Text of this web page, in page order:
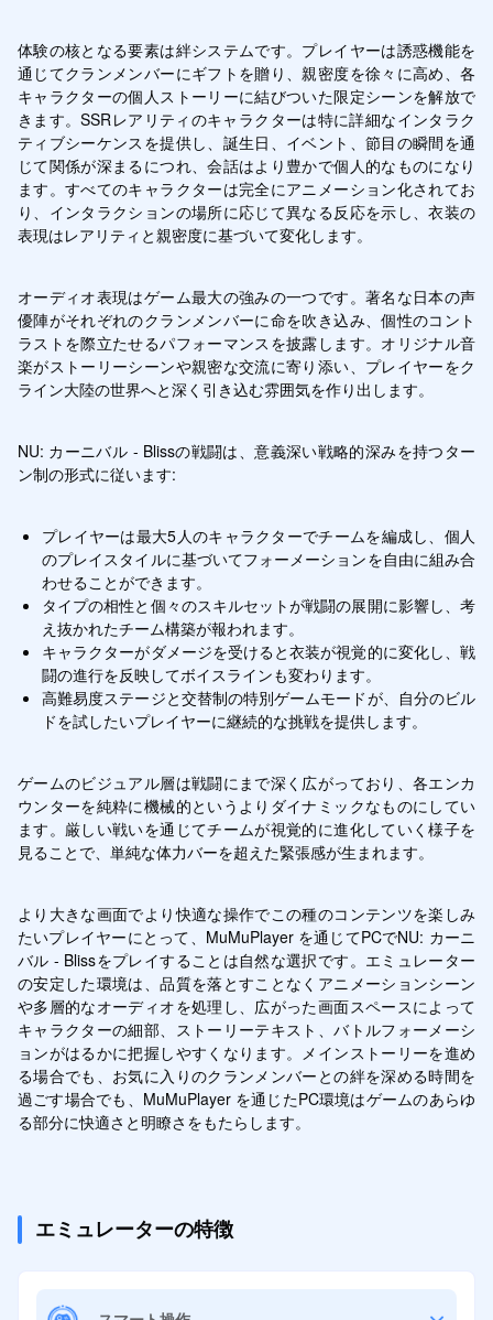
体験の核となる要素は絆システムです。プレイヤーは誘惑機能を
通じてクランメンバーにギフトを贈り、親密度を徐々に高め、各
キャラクターの個人ストーリーに結びついた限定シーンを解放で
きます。SSRレアリティのキャラクターは特に詳細なインタラク
ティブシーケンスを提供し、誕生日、イベント、節目の瞬間を通
じて関係が深まるにつれ、会話はより豊かで個人的なものになり
ます。すべてのキャラクターは完全にアニメーション化されてお
り、インタラクションの場所に応じて異なる反応を示し、衣装の
表現はレアリティと親密度に基づいて変化します。
オーディオ表現はゲーム最大の強みの一つです。著名な日本の声
優陣がそれぞれのクランメンバーに命を吹き込み、個性のコント
ラストを際立たせるパフォーマンスを披露します。オリジナル音
楽がストーリーシーンや親密な交流に寄り添い、プレイヤーをク
ライン大陸の世界へと深く引き込む雰囲気を作り出します。
NU: カーニバル - Blissの戦闘は、意義深い戦略的深みを持つター
ン制の形式に従います:
プレイヤーは最大5人のキャラクターでチームを編成し、個人
のプレイスタイルに基づいてフォーメーションを自由に組み合
わせることができます。
タイプの相性と個々のスキルセットが戦闘の展開に影響し、考
え抜かれたチーム構築が報われます。
キャラクターがダメージを受けると衣装が視覚的に変化し、戦
闘の進行を反映してボイスラインも変わります。
高難易度ステージと交替制の特別ゲームモードが、自分のビル
ドを試したいプレイヤーに継続的な挑戦を提供します。
ゲームのビジュアル層は戦闘にまで深く広がっており、各エンカ
ウンターを純粋に機械的というよりダイナミックなものにしてい
ます。厳しい戦いを通じてチームが視覚的に進化していく様子を
見ることで、単純な体力バーを超えた緊張感が生まれます。
より大きな画面でより快適な操作でこの種のコンテンツを楽しみ
たいプレイヤーにとって、MuMuPlayer を通じてPCでNU: カーニ
バル - Blissをプレイすることは自然な選択です。エミュレーター
の安定した環境は、品質を落とすことなくアニメーションシーン
や多層的なオーディオを処理し、広がった画面スペースによって
キャラクターの細部、ストーリーテキスト、バトルフォーメーシ
ョンがはるかに把握しやすくなります。メインストーリーを進め
る場合でも、お気に入りのクランメンバーとの絆を深める時間を
過ごす場合でも、MuMuPlayer を通じたPC環境はゲームのあらゆ
る部分に快適さと明瞭さをもたらします。
エミュレーターの特徴